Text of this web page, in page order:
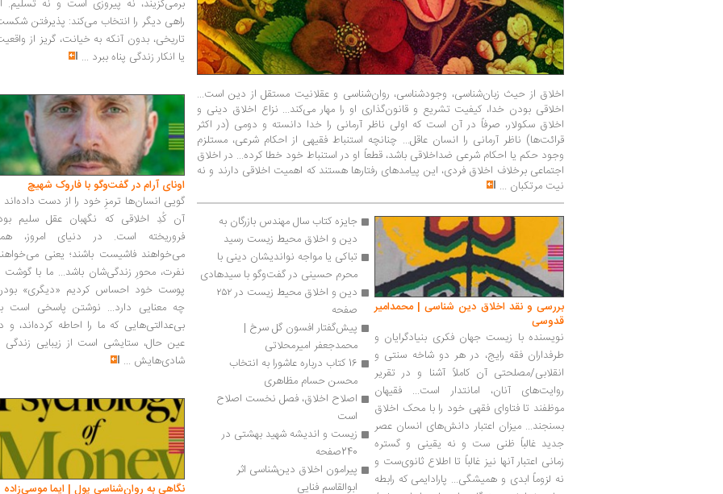
اخلاق از حیث زبان‌شناسی، وجودشناسی، روان‌شناسی و عقلانیت مستقل از دین است...
اخلاقی بودن خدا، کیفیت تشریع و قانون‌گذاری او را مهار می‌کند... نزاع اخلاق دینی و
اخلاق سکولار، صرفاً در آن است که اولی ناظر آرمانی را خدا دانسته و دومی (در اکثر
قرائت‌ها) ناظر آرمانی را انسان عاقل... چنانچه استنباط فقیهی از احکام شرعی، مستلزم
وجود حکم یا احکام شرعی ضداخلاقی باشد، قطعاً او در استنباط خود خطا کرده... در اخلاق
اجتماعی برخلاف اخلاق فردی، این پیامدهای رفتارها هستند که اهمیت اخلاقی دارند و نه
نیت مرتکبان ...
بررسی و نقد اخلاق دین شناسی | محمدامیر
قدوسی
نویسنده با زیست جهان فکری بنیادگرایان و
طرفداران فقه رایج، در هر دو شاخه سنتی و
انقلابی/مصلحتی آن کاملاً آشنا و در تقریر
روایت‌های آنان، امانتدار است... فقیهان
موظفند تا فتاوای فقهی خود را با محک اخلاق
بسنجند... میزان اعتبار دانش‌های انسان عصر
جدید غالباً ظنی ست و نه یقینی و گستره
زمانی اعتبار آنها نیز غالباً تا اطلاع ثانوی‌ست و
نه لزوماً ابدی و همیشگی... پارادایمی که رابطه
دین و اخلاق محیط زیست رسید
طباطبایی
صفحه
محمدجعفر امیرمحلاتی
محسن حسام مظاهری
است
240صفحه
ابوالقاسم فنایی
برمی‌گزیند، نه پیروزی است و نه تسلیم.
راهی دیگر را انتخاب می‌کند: پذیرفتن
تاریخی، بدون آنکه به خیانت، گریز از
یا انکار زندگی پناه ببرد ...
اونای آرام در گفت‌وگو با فاروک شهیچ‭
گویی انسان‌ها ترمزِ خود را از دست داده‌اند
آن کُدِ اخلاقی که نگهبان عقل سلیم
فروریخته است. در دنیای امروز،
می‌خواهند فاشیست باشند؛ یعنی
نفرت، محورِ زندگی‌شان باشد... ما با گوشت
پوست خود احساس کردیم «دیگری»
چه معنایی دارد... نوشتن پاسخی است
بی‌عدالتی‌هایی که ما را احاطه کرده‌اند، و
عین حال، ستایشی است از زیبایی زندگی
شادی‌هایش ...
نگاهی به روان‌شناسی پول | ایما موسی‌زاده